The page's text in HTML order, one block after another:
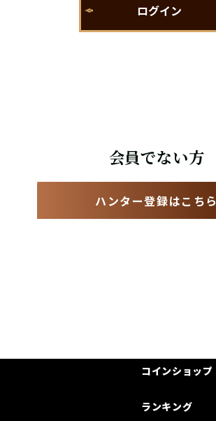
会員でない方
ハンター登録はこちら
コインショップ
ランキング